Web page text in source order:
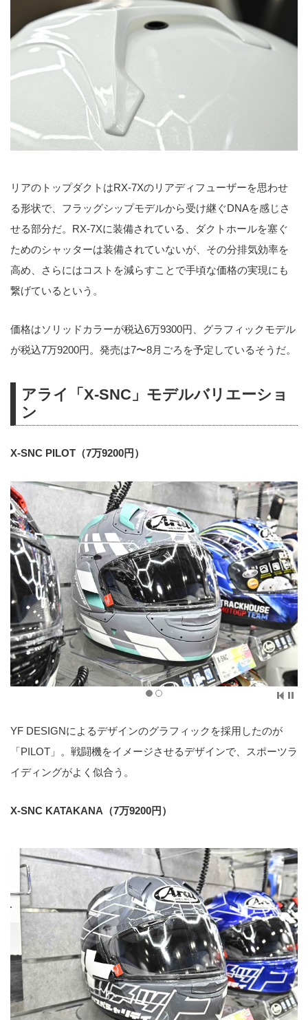
リアのトップダクトはRX-7Xのリアディフューザーを思わせ
る形状で、フラッグシップモデルから受け継ぐDNAを感じさ
せる部分だ。RX-7Xに装備されている、ダクトホールを塞ぐ
ためのシャッターは装備されていないが、その分排気効率を
高め、さらにはコストを減らすことで手頃な価格の実現にも
繋げているという。
価格はソリッドカラーが税込6万9300円、グラフィックモデル
が税込7万9200円。発売は7〜8月ごろを予定しているそうだ。
アライ「X-SNC」モデルバリエーショ
ン
X-SNC PILOT（7万9200円）
YF DESIGNによるデザインのグラフィックを採用したのが
「PILOT」。戦闘機をイメージさせるデザインで、スポーツラ
イディングがよく似合う。
X-SNC KATAKANA（7万9200円）